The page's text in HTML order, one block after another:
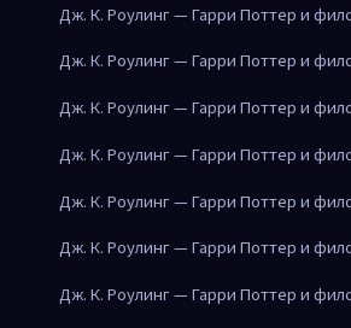
Дж. К. Роулинг — Гарри Поттер и
Дж. К. Роулинг — Гарри Поттер и
Дж. К. Роулинг — Гарри Поттер и
Дж. К. Роулинг — Гарри Поттер и
Дж. К. Роулинг — Гарри Поттер и
Дж. К. Роулинг — Гарри Поттер и
Дж. К. Роулинг — Гарри Поттер и